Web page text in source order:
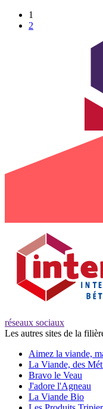
1
2
réseaux sociaux
Les autres sites de la
Aimez la viande,
La Viande, des
Bravo le Veau
J'adore l'Agneau
La Viande Bio